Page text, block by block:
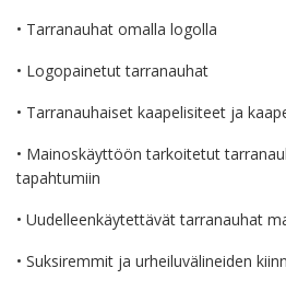
• Tarranauhat omalla logolla
• Logopainetut tarranauhat
• Tarranauhaiset kaapelisiteet ja
• Mainoskäyttöön tarkoitetut
tapahtumiin
• Uudelleenkäytettävät tarranauhat
• Suksiremmit ja urheiluvälineiden